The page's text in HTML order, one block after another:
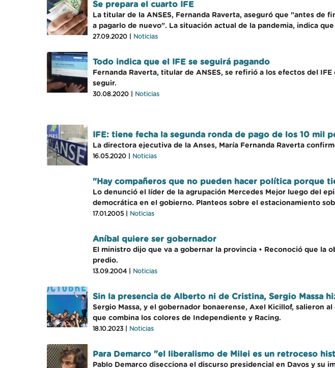
Se prepara el cuarto IFE
La titular de la ANSES, Fernanda Raverta, aseguró que "antes de
a pagarlo de nuevo". La situación actual de la pandemia, indica
27.09.2020 | Noticias
Todo indica que el IFE se seguirá pagando
Fernanda Raverta, titular de ANSES, se refirió a los efectos del
seguir.
30.08.2020 | Noticias
IFE: tiene fecha la segunda ronda de pago de los 10 mil
La directora ejecutiva de la Anses, María Fernanda Raverta
16.05.2020 | Noticias
"Hay compañeros que no pueden hacer política porque
Lo denunció el líder de la agrupación Mercedes Mejor luego del
democrática en el gobierno. Planteos sobre el estacionamiento
17.01.2005 | Noticias
Aníbal quiere ser gobernador
El ministro dijo que va a gobernar la provincia • Reconoció que la
predio.
13.09.2004 | Noticias
Sin la presencia de Alberto ni de Cristina, Sergio Massa
Sergio Massa, y el gobernador bonaerense, Axel Kicillof, salieron
que combina los colores de Independiente y Racing.
18.10.2023 | Noticias
Para Demarco "el liberalismo de Milei es un retroceso
Pablo Demarco disecciona el discurso presidencial en Davos y